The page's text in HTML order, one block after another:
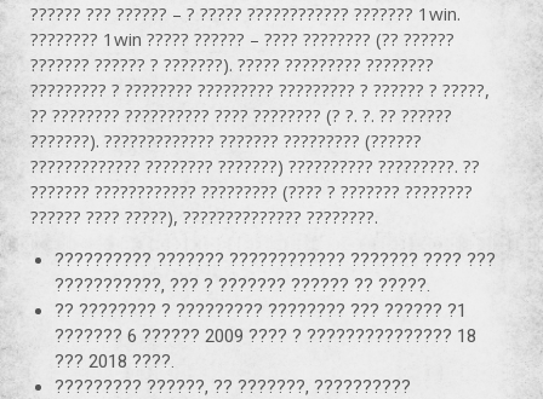
?????? ??? ?????? – ? ????? ???????????? ??????? 1win.
???????? 1win ????? ?????? – ???? ???????? (?? ??????
??????? ?????? ? ???????). ????? ????????? ????????
????????? ? ???????? ????????? ????????? ? ?????? ? ?????,
?? ???????? ?????????? ???? ???????? (? ?. ?. ?? ??????
???????). ????????????? ??????? ????????? (??????
????????????? ???????? ???????) ?????????? ?????????. ??
??????? ???????????? ????????? (???? ? ??????? ????????
?????? ???? ?????), ?????????????? ????????.
?????????? ??????? ???????????? ??????? ???? ???
???????????, ??? ? ??????? ?????? ?? ?????.
?? ???????? ? ????????? ???????? ??? ?????? ?1
??????? 6 ?????? 2009 ???? ? ??????????????? 18
??? 2018 ????.
????????? ??????, ?? ???????, ??????????